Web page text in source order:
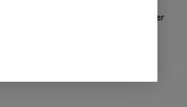
Bhayangkara FC Rekrut Mantan Bek River